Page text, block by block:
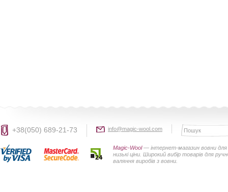
+38(050) 689-21-73 info@magic-wool.com
Magic-Wool— інтернет-магазин вовни
низькі ціни. Широкий вибір товарів для
валяння виробів з вовни.